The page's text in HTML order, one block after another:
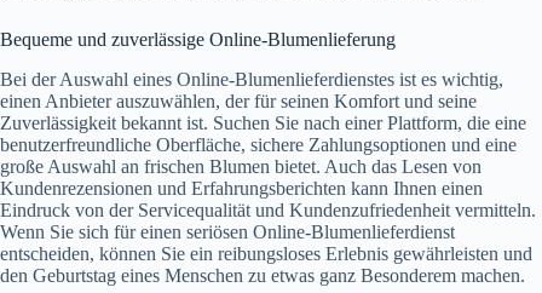
Bequeme und zuverlässige Online-Blumenlieferung
Bei der Auswahl eines Online-Blumenlieferdienstes ist es wichtig,
einen Anbieter auszuwählen, der für seinen Komfort und seine
Zuverlässigkeit bekannt ist. Suchen Sie nach einer Plattform, die eine
benutzerfreundliche Oberfläche, sichere Zahlungsoptionen und eine
große Auswahl an frischen Blumen bietet. Auch das Lesen von
Kundenrezensionen und Erfahrungsberichten kann Ihnen einen
Eindruck von der Servicequalität und Kundenzufriedenheit vermitteln.
Wenn Sie sich für einen seriösen Online-Blumenlieferdienst
entscheiden, können Sie ein reibungsloses Erlebnis gewährleisten und
den Geburtstag eines Menschen zu etwas ganz Besonderem machen.